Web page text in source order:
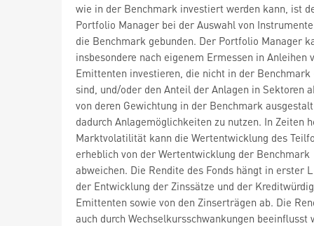
wie in der Benchmark investiert werden kann, ist
Portfolio Manager bei der Auswahl von
die Benchmark gebunden. Der Portfolio Manager
insbesondere nach eigenem Ermessen in Anleihen
Emittenten investieren, die nicht in der Benchmark
sind, und/oder den Anteil der Anlagen in Sektoren
von deren Gewichtung in der Benchmark
dadurch Anlagemöglichkeiten zu nutzen. In Zeiten
Marktvolatilität kann die Wertentwicklung des
erheblich von der Wertentwicklung der Benchmark
abweichen. Die Rendite des Fonds hängt in erster
der Entwicklung der Zinssätze und der
Emittenten sowie von den Zinserträgen ab. Die
auch durch Wechselkursschwankungen beeinflusst